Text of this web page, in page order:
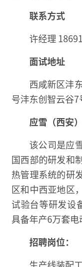
联系方式
许经理
面试地址
西咸新区沣
号沣东创智云谷7
应雪（西安
该公司是应
国西部的研发和
热管理系统的研
区和中西亚地区
试验台等研发设
具备年产6万套电
招聘岗位：